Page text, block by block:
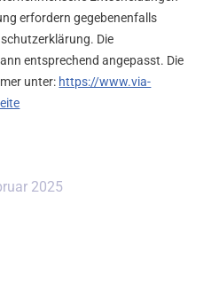
erfordern gegebenenfalls
Die
entsprechend angepasst. Die
unter: https://www.via-
2025